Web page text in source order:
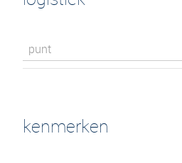
punt
kenmerken